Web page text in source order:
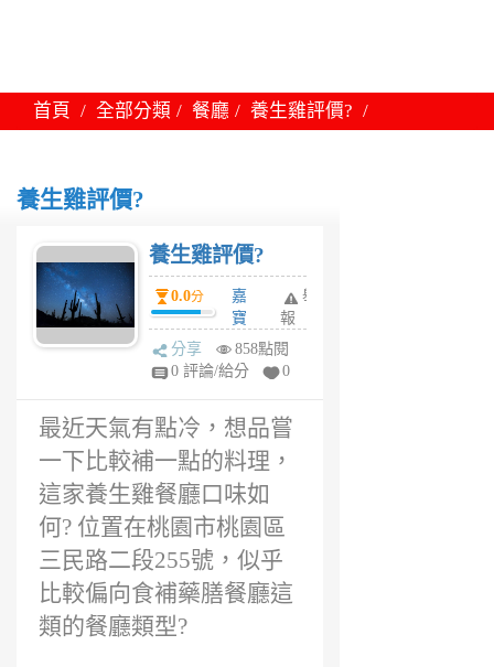
首頁 全部分類 餐廳 養生雞評價?
養生雞評價?
養生雞評價?
0.0分
嘉
寶
6
年
舉
報
分享
858點閱
0 評論/給分
0
最近天氣有點冷，想品嘗
一下比較補一點的料理，
這家養生雞餐廳口味如
何? 位置在桃園市桃園區
三民路二段255號，似乎
比較偏向食補藥膳餐廳這
類的餐廳類型?